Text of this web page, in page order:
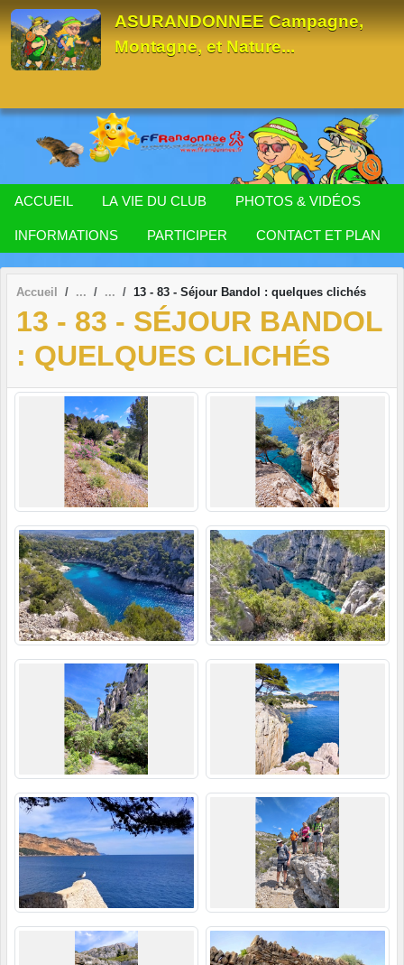
ASURANDONNEE Campagne,
Montagne, et Nature...
ACCUEIL LA VIE DU CLUB PHOTOS & VIDÉOS
INFORMATIONS PARTICIPER CONTACT ET PLAN
Accueil 13 - 83 - Séjour Bandol : quelques clichés
13 - 83 - SÉJOUR BANDOL
: QUELQUES CLICHÉS
Panneau de gestion des cookies